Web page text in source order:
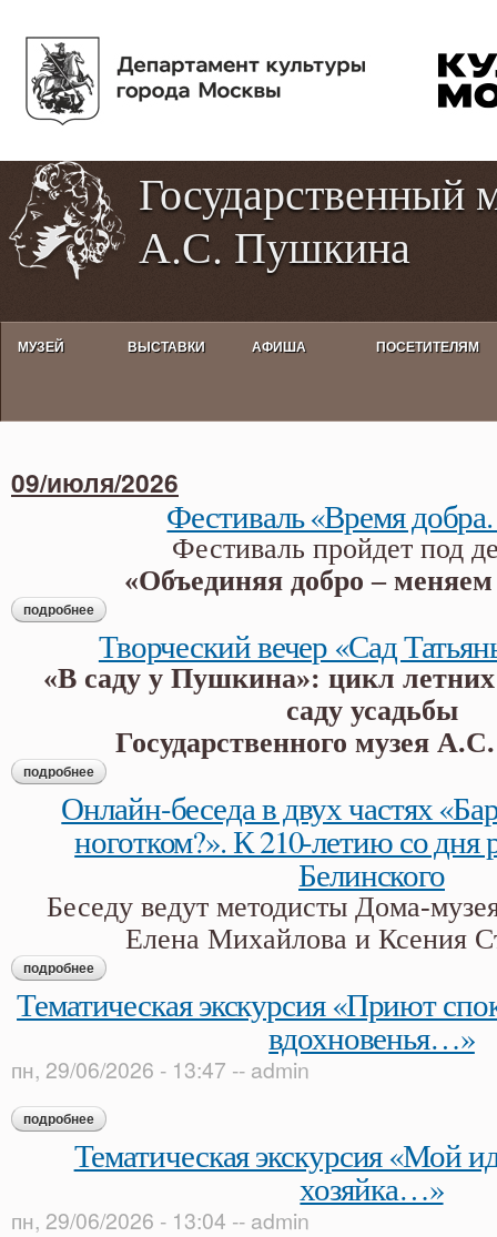
Государственный
А.С. Пушкина
МУЗЕЙ ВЫСТАВКИ АФИША ПОСЕТИТЕЛЯМ
Activities calendar
09/июля/2026
Фестиваль «Время
Фестиваль пройдет под
«Объединяя добро – меняем
подробнее о фестиваль «время добра. лето»
Творческий вечер «Сад
«В саду у Пушкина»: цикл
саду усадьбы
Государственного музея
подробнее о творческий вечер «сад татьяны лариной»
Онлайн-беседа в двух частях
ноготком?». К 210-летию со
Белинского
Беседу ведут методисты Дома-
Елена Михайлова и Ксения
подробнее о онлайн-беседа в двух частях «барс или птичка с
Тематическая экскурсия «Приют
вдохновенья…»
пн, 29/06/2026 - 13:47 -- admin
подробнее о тематическая экскурсия «приют спокойствия, трудов и
Тематическая экскурсия «Мой
хозяйка…»
пн, 29/06/2026 - 13:04 -- admin